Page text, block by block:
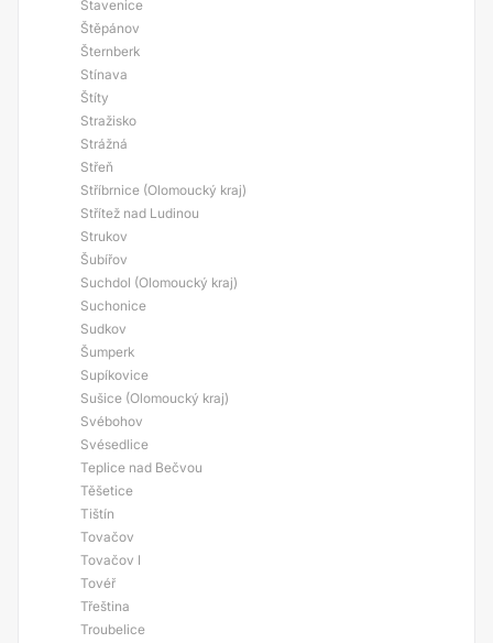
Stavenice
Štěpánov
Šternberk
Stínava
Štíty
Stražisko
Strážná
Střeň
Stříbrnice (Olomoucký kraj)
Střítež nad Ludinou
Strukov
Šubířov
Suchdol (Olomoucký kraj)
Suchonice
Sudkov
Šumperk
Supíkovice
Sušice (Olomoucký kraj)
Svébohov
Svésedlice
Teplice nad Bečvou
Těšetice
Tištín
Tovačov
Tovačov I
Tovéř
Třeština
Troubelice